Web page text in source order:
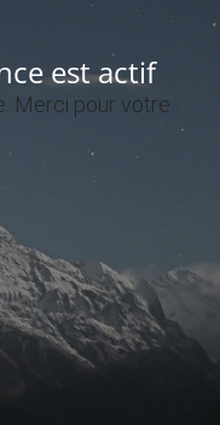
est actif
Merci pour votre